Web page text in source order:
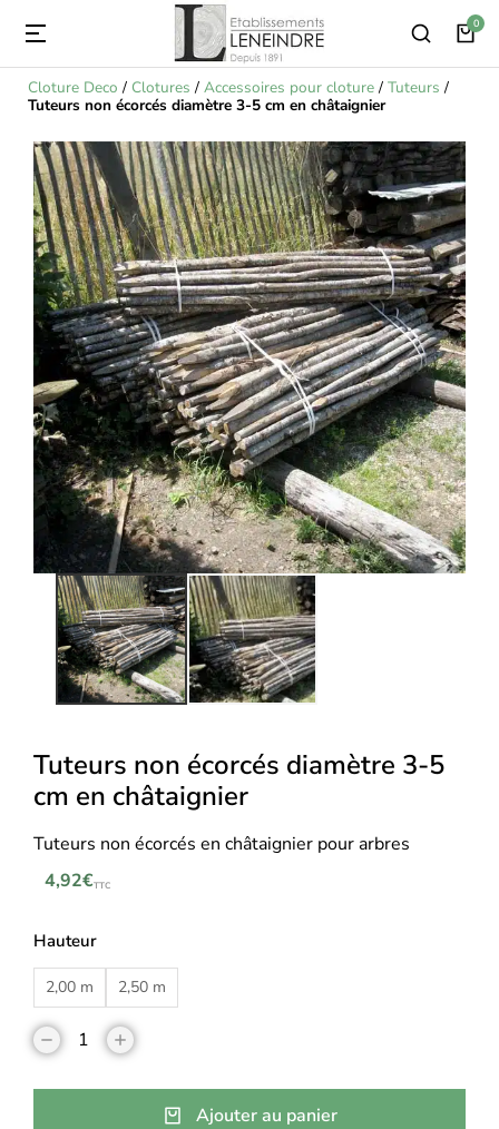
Cloture Deco / Clotures / Accessoires pour cloture/ Tuteurs /
Tuteurs non écorcés diamètre 3-5 cm en châtaignier
Tuteurs non écorcés diamètre 3-5
cm en châtaignier
Tuteurs non écorcés en châtaignier pour arbres
4,92€TTC
Hauteur
2,00 m 2,50 m
Ajouter au panier